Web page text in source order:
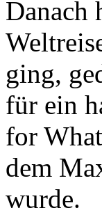
Danach
ging,
für ein
for
dem
wurde.